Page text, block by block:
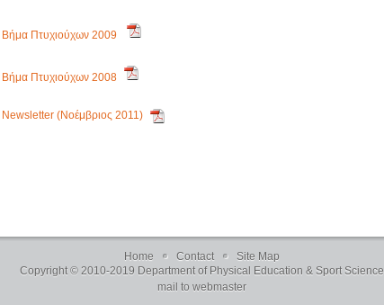
Βήμα Πτυχιούχων 2009
Βήμα Πτυχιούχων 2008
Newsletter (Νοέμβριος 2011)
Home Contact
Site Map
Copyright © 2010-2019 Department of Physical Education & Sport Science
mail to webmaster